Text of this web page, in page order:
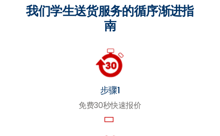
我们学生送货服务的循序渐进指
南
步骤1
免费30秒快速报价